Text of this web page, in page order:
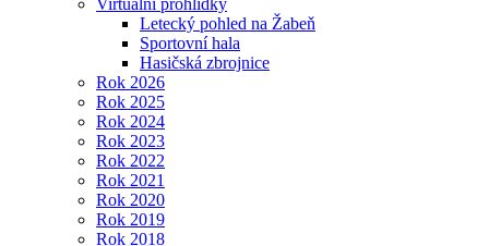
Virtuální prohlídky
Letecký pohled na Žabeň
Sportovní hala
Hasičská zbrojnice
Rok 2026
Rok 2025
Rok 2024
Rok 2023
Rok 2022
Rok 2021
Rok 2020
Rok 2019
Rok 2018